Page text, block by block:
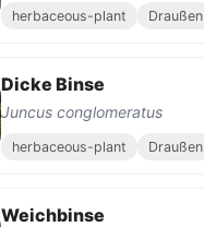
herbaceous-plant Draußen
Dicke Binse
Juncus conglomeratus
herbaceous-plant Draußen
Weichbinse